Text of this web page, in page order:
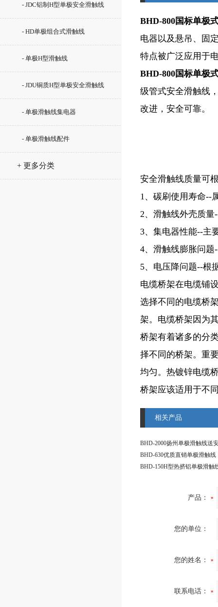
- JDC铝制H型单极安全滑触线
- HD单极组合式滑触线
- 单极H型滑触线
- JDU铜质H型单极安全滑触线
- 单极滑触线集电器
- 单极滑触线配件
+ 更多分类
BHD-800国标单极
电器以及悬吊、固
特点被广泛应用于
BHD-800国标单极
级管式安全滑触线
改进，安全可靠。
安全滑触线质量可
1、碳刷使用寿命--
2、滑触线外壳质
3、集电器性能--主
4、滑触线膨胀问题
5、电压降问题--根
电缆桥架在电缆铺
选择不同的电缆桥
架。电缆桥架因为
桥架有着诸多的分
择不同的桥架。重
均匀。热镀锌电缆
桥架应该适用于不
相关产品
BHD-2000扬州单极滑触线送
BHD-630优质直销单极滑触线
BHD-150H型热挤铝单极滑触
产品：
您的单位：
您的姓名：
联系电话：